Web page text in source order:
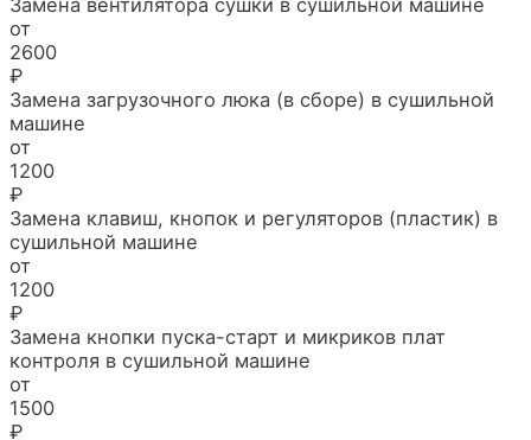
от
2600
₽
Замена загрузочного люка (в сборе) в сушильной
машине
от
1200
₽
Замена клавиш, кнопок и регуляторов (пластик) в
сушильной машине
от
1200
₽
Замена кнопки пуска-старт и микриков плат
контроля в сушильной машине
от
1500
₽